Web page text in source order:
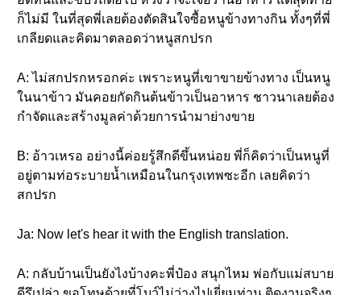
ก็ไม่มี ในที่สุดพี่เลยต้องตัดสินใจซื้อหนูข้างทางกิน ทั้งๆที่พี่
เกลียดและคิดมาตลอดว่าหนูสกปรก
A: ไม่สกปรกหรอกค่ะ เพราะหนูที่เขาขายข้างทาง เป็นหนู
ในนาข้าว มันคอยกัดกินต้นข้าวเป็นอาหาร ชาวนาเลยต้อง
กำจัดและสร้างมูลค่าด้วยการนำมาย่างขาย
B: อ้าวเหรอ อย่างนี้ค่อยรู้สึกดีขึ้นหน่อย พี่ก็คิดว่าเป็นหนูที่
อยู่ตามท่อระบายน้ำเหมือนในกรุงเทพซะอีก เลยคิดว่า
สกปรก
Ja: Now let's hear it with the English translation.
A: กลับบ้านเป็นยังไงบ้างคะพี่ป๋อง สนุกไหม พ่อกับแม่สบาย